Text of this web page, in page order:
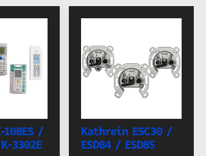
/
3302E
Kathrein ESC30 /
ESD84 / ESD85